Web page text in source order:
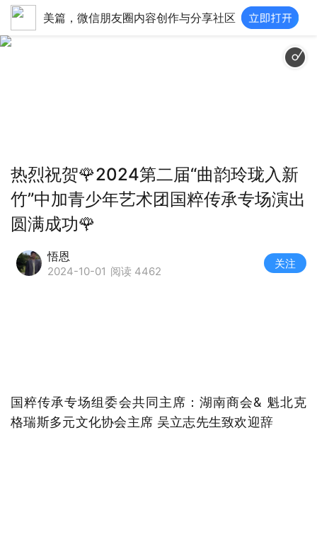
美篇，微信朋友圈内容创作与分享社区
热烈祝贺🌹2024第二届“曲韵玲珑入新
竹”中加青少年艺术团国粹传承专场演出
圆满成功🌹
悟恩
2024-10-01 阅读 4462
关注
国粹传承专场组委会共同主席：湖南商会& 魁北克
格瑞斯多元文化协会主席 吴立志先生致欢迎辞
盛世年华-Flourishing age